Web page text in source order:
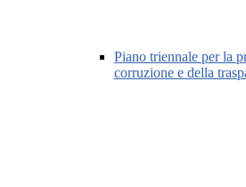
Piano triennale per la
corruzione e della